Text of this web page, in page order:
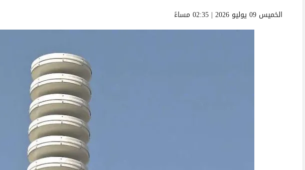
الخميس 09 يوليو 2026 | 02:35 مساءً